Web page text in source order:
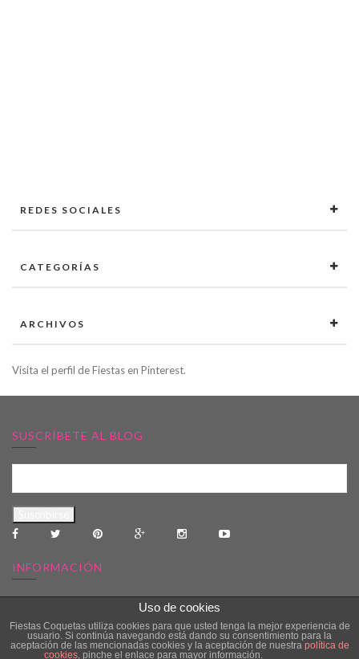
REDES SOCIALES
CATEGORÍAS
ARCHIVOS
Visita el perfil de Fiestas en Pinterest.
SUSCRÍBETE AL BLOG
INFORMACIÓN
DECORACIÓN PARA FIESTAS
Uso de cookies
Fiestas Coquetas utiliza cookies para que usted tenga la mejor experiencia de
usuario. Si continúa navegando está dando su consentimiento para la
aceptación de las mencionadas cookies y la aceptación de nuestra política de
cookies, pinche el enlace para mayor información.